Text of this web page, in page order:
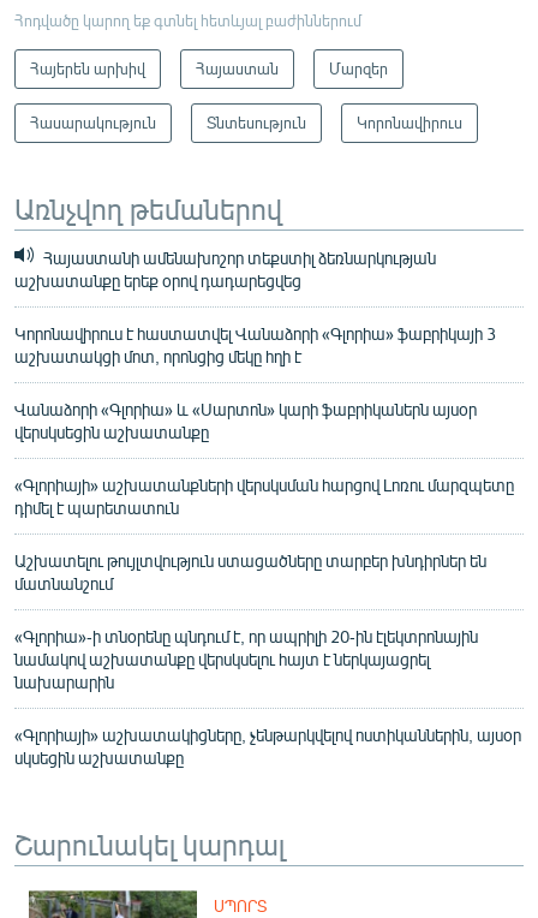
Հոդվածը կարող եք գտնել հետևյալ բաժիններում
Հայերեն արխիվ Հայաստան Մարզեր
Հասարակություն Տնտեսություն Կորոնավիրուս
Առնչվող թեմաներով
Հայաստանի ամենախոշոր տեքստիլ ձեռնարկության
աշխատանքը երեք օրով դադարեցվեց
Կորոնավիրուս է հաստատվել Վանաձորի «Գլորիա» ֆաբրիկայի 3
աշխատակցի մոտ, որոնցից մեկը հղի է
Վանաձորի «Գլորիա» և «Սարտոն» կարի ֆաբրիկաներն այսօր
վերսկսեցին աշխատանքը
«Գլորիայի» աշխատանքների վերսկսման հարցով Լոռու մարզպետը
դիմել է պարետատուն
Աշխատելու թույլտվություն ստացածները տարբեր խնդիրներ են
մատնանշում
«Գլորիա»-ի տնօրենը պնդում է, որ ապրիլի 20-ին էլեկտրոնային
նամակով աշխատանքը վերսկսելու հայտ է ներկայացրել
նախարարին
«Գլորիայի» աշխատակիցները, չենթարկվելով ոստիկաններին, այսօր
սկսեցին աշխատանքը
Շարունակել կարդալ
ՍՊՈՐՏ